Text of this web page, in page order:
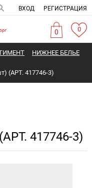
ВХОД РЕГИСТРАЦИЯ
0 0
НИЖНЕЕ БЕЛЬЕ
(АРТ. 417746-3)
417746-3)